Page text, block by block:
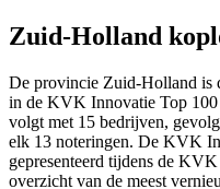
Zuid-Holland
De provincie Zuid-Holland is
in de KVK Innovatie Top
volgt met 15 bedrijven,
elk 13 noteringen. De KVK
gepresenteerd tijdens de
overzicht van de meest